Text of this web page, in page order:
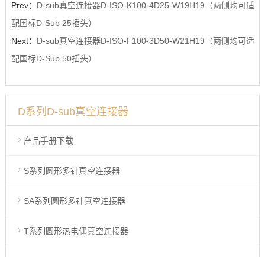
Prev： D-sub真空连接器D-ISO-K100-4D25-W19H19（两侧均可适
配国标D-Sub 25插头）
Next： D-sub真空连接器D-ISO-F100-3D50-W21H19（两侧均可适
配国标D-Sub 50插头）
D系列D-sub真空连接器
产品手册下载
S系列圆形多针真空连接器
SA系列圆形多针真空连接器
T系列圆形热电偶真空连接器